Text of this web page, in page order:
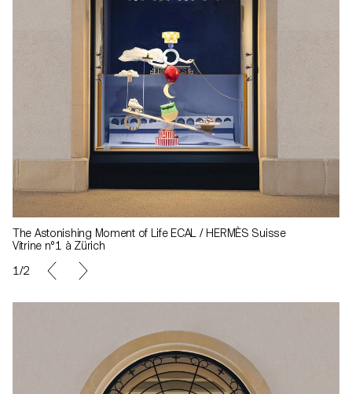
The Astonishing Moment of Life ECAL / HERMÈS Suisse
Vitrine n°1 à Zürich
1/2